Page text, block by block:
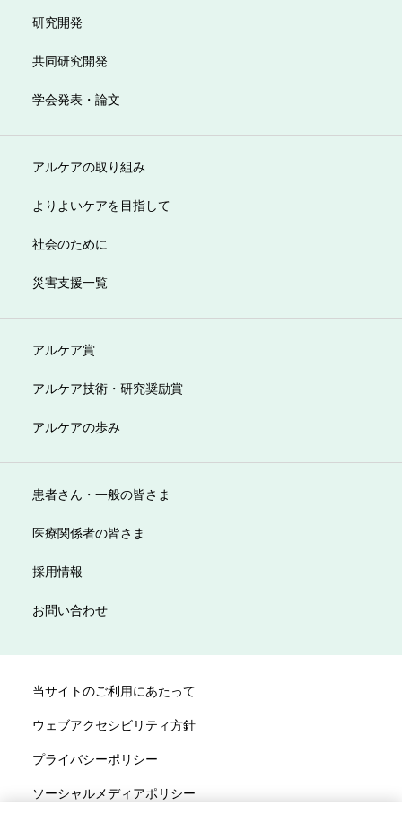
研究開発
共同研究開発
学会発表・論文
アルケアの取り組み
よりよいケアを目指して
社会のために
災害支援一覧
アルケア賞
アルケア技術・研究奨励賞
アルケアの歩み
患者さん・一般の皆さま
医療関係者の皆さま
採用情報
お問い合わせ
当サイトのご利用にあたって
ウェブアクセシビリティ方針
プライバシーポリシー
ソーシャルメディアポリシー